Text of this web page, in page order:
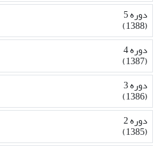
دوره 5
(1388)
دوره 4
(1387)
دوره 3
(1386)
دوره 2
(1385)